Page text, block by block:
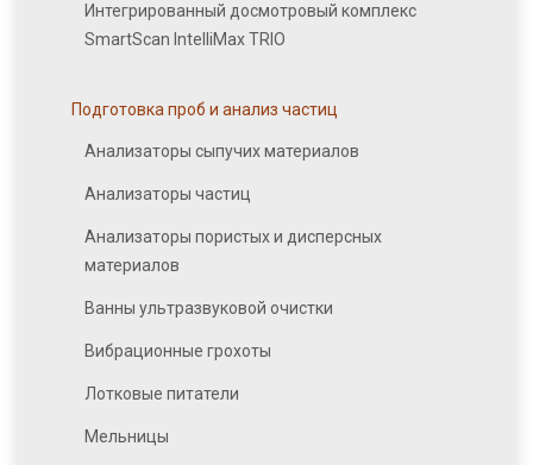
Интегрированный досмотровый комплекс
SmartScan IntelliMax TRIO
Подготовка проб и анализ частиц
Анализаторы сыпучих материалов
Анализаторы частиц
Анализаторы пористых и дисперсных
материалов
Ванны ультразвуковой очистки
Вибрационные грохоты
Лотковые питатели
Мельницы